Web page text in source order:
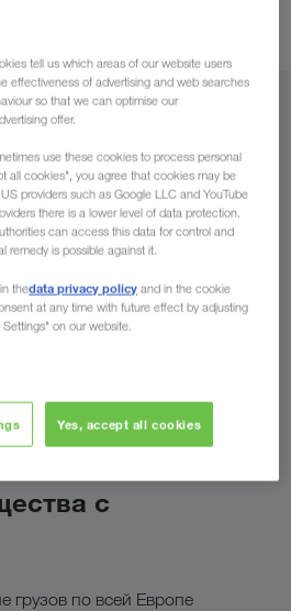
с
грузов по всей Европе
tell us which areas of our website users
effectiveness of advertising and web searches
so that we can optimise our
offer.
use these cookies to process personal
all cookies", you agree that cookies may be
providers such as Google LLC and YouTube
there is a lower level of data protection.
can access this data for control and
remedy is possible against it.
thedata privacy policy and in the cookie
at any time with future effect by adjusting
on our website.
Yes, accept all cookies